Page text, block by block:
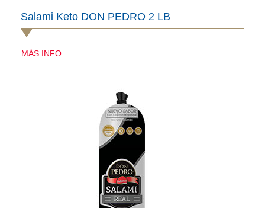
Salami Keto DON PEDRO 2 LB
MÁS INFO